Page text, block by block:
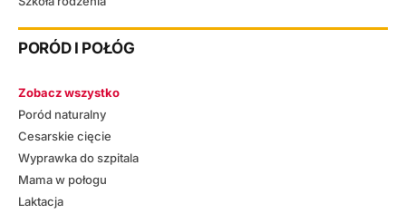
PORÓD I POŁÓG
Zobacz wszystko
Poród naturalny
Cesarskie cięcie
Wyprawka do szpitala
Mama w połogu
Laktacja